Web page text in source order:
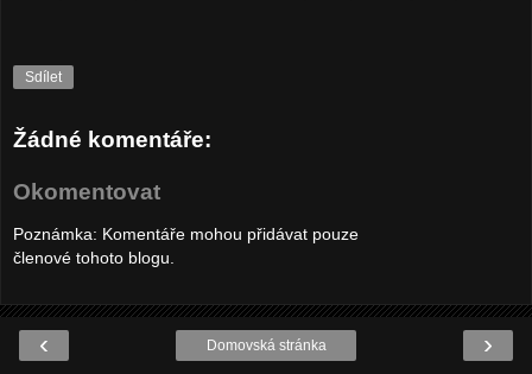
Sdílet
Žádné komentáře:
Okomentovat
Poznámka: Komentáře mohou přidávat pouze
členové tohoto blogu.
‹ ›
Domovská stránka